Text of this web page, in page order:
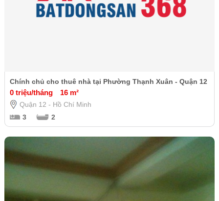
Chính chủ cho thuê nhà tại Phường Thạnh Xuân - Quận 12
0 triệu/tháng 16 m²
Quận 12 - Hồ Chí Minh
3
2